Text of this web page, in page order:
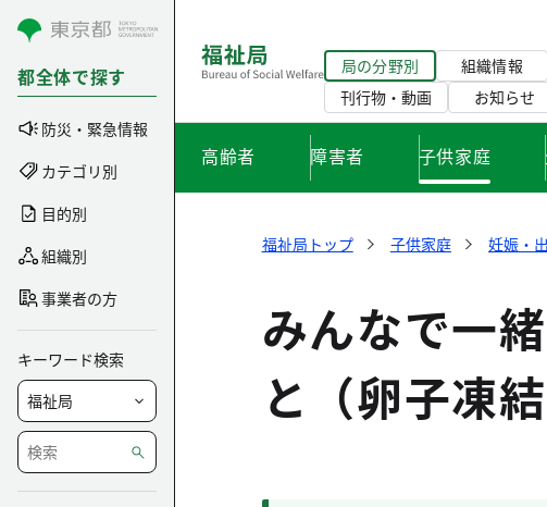
コンテンツにスキップ
都全体で探す
防災・緊急情報
カテゴリ別
目的別
組織別
事業者の方
キーワード検索
局の分野別 組織情報
刊行物・動画
お知らせ
高齢者 障害者 子供家庭
福祉局トップ 子供家庭 妊娠・
みんなで一
と（卵子凍